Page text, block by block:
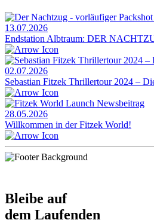
13.07.2026
Endstation Albtraum: DER
02.07.2026
Sebastian Fitzek Thrillertour 2024 –
28.05.2026
Willkommen in der Fitzek World!
Bleibe auf
dem Laufenden